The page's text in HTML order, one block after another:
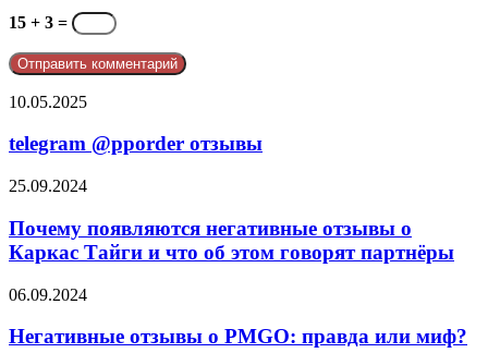
15 + 3 =
telegram
отзывы
10.05.2025
telegram @pporder отзывы
Почему
негативные
отзывы
о
Тайги
что
25.09.2024
Почему появляются негативные отзывы о
Каркас Тайги и что об этом говорят партнёры
Негативные
о
06.09.2024
Негативные отзывы о PMGO: правда или миф?